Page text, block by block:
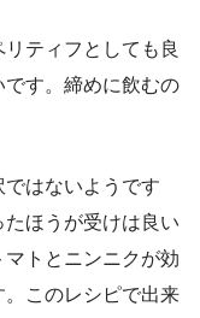
ティフとしても良
す。締めに飲むの
ではないようです
ほうが受けは良い
トとニンニクが効
このレシピで出来